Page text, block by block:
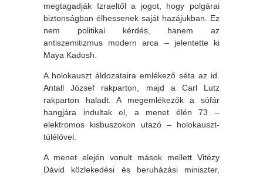
megtagadják Izraeltől a jogot, hogy polgárai
biztonságban élhessenek saját hazájukban. Ez
nem politikai kérdés, hanem az
antiszemitizmus modern arca – jelentette ki
Maya Kadosh.
A holokauszt áldozataira emlékező séta az id.
Antall József rakparton, majd a Carl Lutz
rakparton haladt. A megemlékezők a sófár
hangjára indultak el, a menet élén 73 –
elektromos kisbuszokon utazó – holokauszt-
túlélővel.
A menet elején vonult mások mellett Vitézy
Dávid közlekedési és beruházási miniszter,